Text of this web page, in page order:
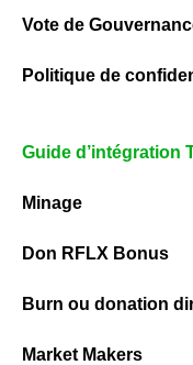
Vote de
Politique de
Guide d’intégration
Minage
Don RFLX Bonus
Burn ou donation
Market Makers